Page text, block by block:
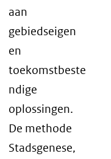
aan
gebiedseigen
en
toekomstbeste
ndige
oplossingen.
De methode
Stadsgenese,